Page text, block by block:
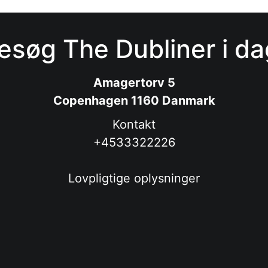
The Dubliner i
Amagertorv 5
Copenhagen 1160 Danmark
Kontakt
+4533322226
Lovpligtige oplysninger